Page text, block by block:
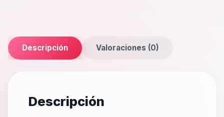
Descripción Valoraciones (0)
Descripción